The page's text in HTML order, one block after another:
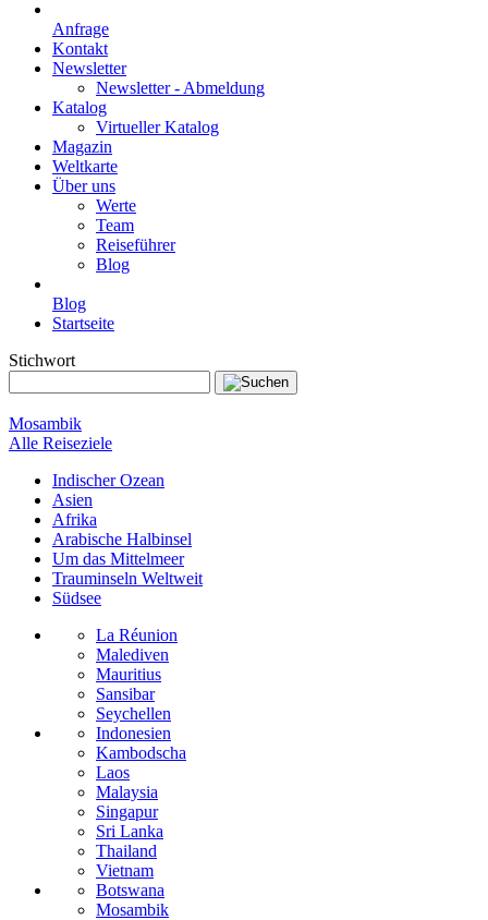
Anfrage
Kontakt
Newsletter
Newsletter - Abmeldung
Katalog
Virtueller Katalog
Magazin
Weltkarte
Über uns
Werte
Team
Reiseführer
Blog
Blog
Startseite
Stichwort
Mosambik
Alle Reiseziele
Indischer Ozean
Asien
Afrika
Arabische Halbinsel
Um das Mittelmeer
Trauminseln Weltweit
Südsee
La Réunion
Malediven
Mauritius
Sansibar
Seychellen
Indonesien
Kambodscha
Laos
Malaysia
Singapur
Sri Lanka
Thailand
Vietnam
Botswana
Mosambik